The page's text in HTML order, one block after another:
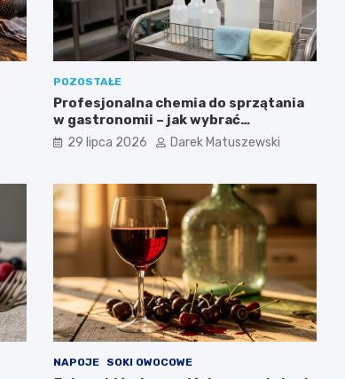
POZOSTAŁE
Profesjonalna chemia do sprzątania
w gastronomii – jak wybrać
odpowiednie produkty i nie
przepłacić?
29 lipca 2026 Darek Matuszewski
NAPOJE SOKI OWOCOWE